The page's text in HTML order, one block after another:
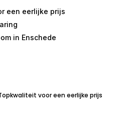
een eerlijke prijs
in Enschede
voor een eerlijke prijs